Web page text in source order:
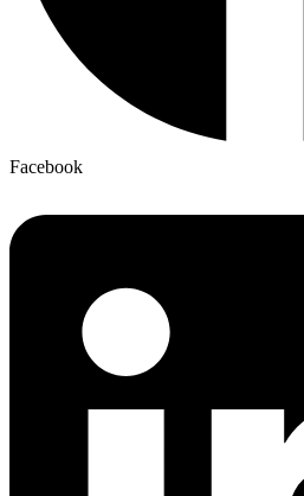
Facebook